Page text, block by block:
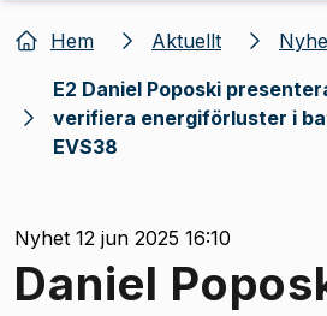
Hem Aktuellt
E2 Daniel Poposki
verifiera energiförluster i
EVS38
Nyhet 12 jun 2025 16:10
Daniel